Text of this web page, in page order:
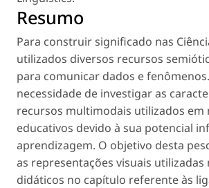
Resumo
Para construir significado nas
utilizados diversos recursos
para comunicar dados e
necessidade de investigar as
recursos multimodais utilizados em
educativos devido à sua potencial
aprendizagem. O objetivo desta
as representações visuais utilizadas
didáticos no capítulo referente às